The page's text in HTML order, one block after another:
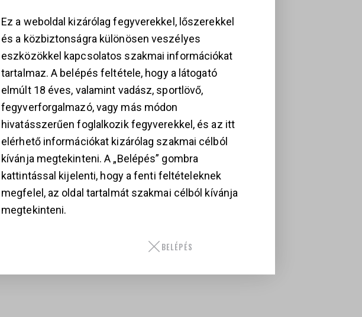
FRANCHI ASSO L
299 000Ft
BROWNING HIGH
POWER
399 000Ft
KOL ARMS AK-17
– MODERN
STÍLUSÚ
GÉPKARABÉLY
349 000
Ez a weboldal kizárólag fegyverekkel, lőszerekkel
és a közbiztonságra különösen veszélyes
eszközökkel kapcsolatos szakmai információkat
tartalmaz. A belépés feltétele, hogy a látogató
elmúlt 18 éves, valamint vadász, sportlövő,
fegyverforgalmazó, vagy más módon
hivatásszerűen foglalkozik fegyverekkel, és az itt
elérhető információkat kizárólag szakmai célból
kívánja megtekinteni. A „Belépés” gombra
kattintással kijelenti, hogy a fenti feltételeknek
megfelel, az oldal tartalmát szakmai célból kívánja
megtekinteni.
BELÉPÉS